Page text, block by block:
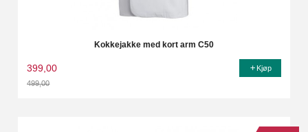
Kokkejakke med kort arm C50
399,00
499,00
Kjøp